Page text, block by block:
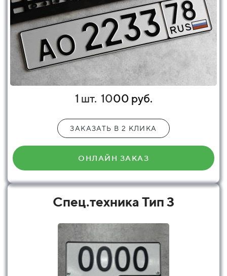
1 шт. 1000 руб.
ЗАКАЗАТЬ В 2 КЛИКА
ОНЛАЙН ЗАКАЗ
Спец.техника Тип 3